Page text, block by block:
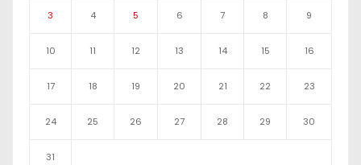
3 4 5 6 7 8 9
10 11 12 13 14 15 16
17 18 19 20 21 22 23
24 25 26 27 28 29 30
31